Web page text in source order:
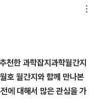
또 실제로 적용할 때 생
에 대해 세계 각국은 어
野
물학연구분야 분야장, 의
화학연구소 통합생명의
료스케 木村亮介 / 일본
부학강좌 부교수, 이학
한 과학잡지과학월간지
호 월간지와 함께 만나본
에 대해서 많은 관심을 가